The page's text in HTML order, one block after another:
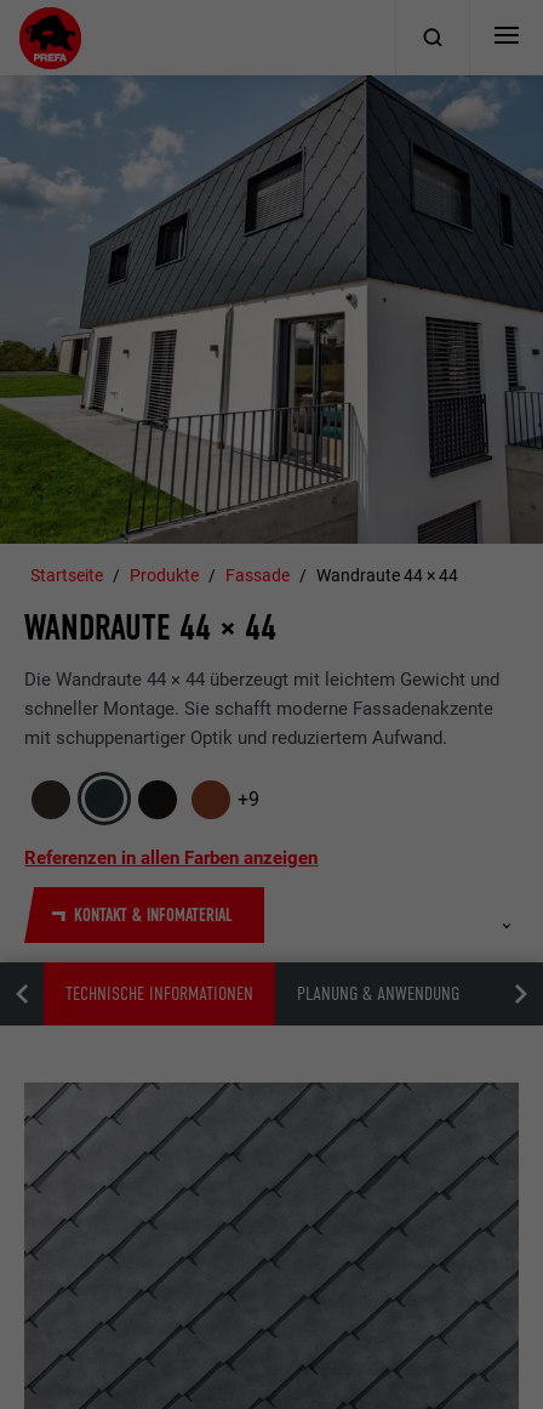
Startseite Produkte Fassade Wandraute 44 × 44
WANDRAUTE 44 × 44
Die Wandraute 44 × 44 überzeugt mit leichtem Gewicht und
schneller Montage. Sie schafft moderne Fassadenakzente
mit schuppenartiger Optik und reduziertem Aufwand.
+9
Referenzen in allen Farben anzeigen
KONTAKT & INFOMATERIAL
FAQ TECHNISCHE INFORMATIONEN PLANUNG & ANWENDUNG